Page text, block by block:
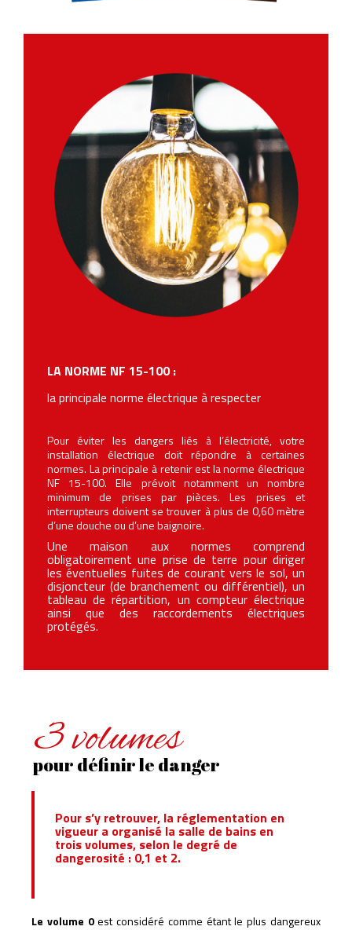
LA NORME NF 15-100 :
la principale norme électrique à respecter
Pour éviter les dangers liés à l’électricité, votre
installation électrique doit répondre à certaines
normes. La principale à retenir est la norme électrique
NF 15-100. Elle prévoit notamment un nombre
minimum de prises par pièces. Les prises et
interrupteurs doivent se trouver à plus de 0,60 mètre
d’une douche ou d’une baignoire.
Une maison aux normes comprend
obligatoirement une prise de terre pour diriger
les éventuelles fuites de courant vers le sol, un
disjoncteur (de branchement ou différentiel), un
tableau de répartition, un compteur électrique
ainsi que des raccordements électriques
protégés.
3 volumes
pour définir le danger
Pour s’y retrouver, la réglementation en
vigueur a organisé la salle de bains en
trois volumes, selon le degré de
dangerosité : 0,1 et 2.
Le volume 0est considéré comme étant le plus dangereux